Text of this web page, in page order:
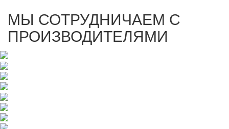
МЫ СОТРУДНИЧАЕМ С
ПРОИЗВОДИТЕЛЯМИ